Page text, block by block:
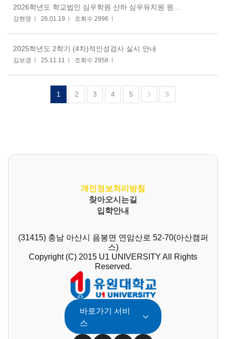
2026학년도 학교법인 심우학원 산하 심우유치원 원장 임용 공고
강현영 26.01.19 조회수 2996
2025학년도 2학기 (4차)적인성검사 실시 안내
김보경 25.11.11 조회수 2958
1 2 3 4 5
개인정보처리방침
찾아오시는길
입학안내
(31415) 충남 아산시 음봉면 연암산로 52-70(아산캠퍼
스)
Copyright (C) 2015 U1 UNIVERSITY All Rights
Reserved.
바로가기 서비
스